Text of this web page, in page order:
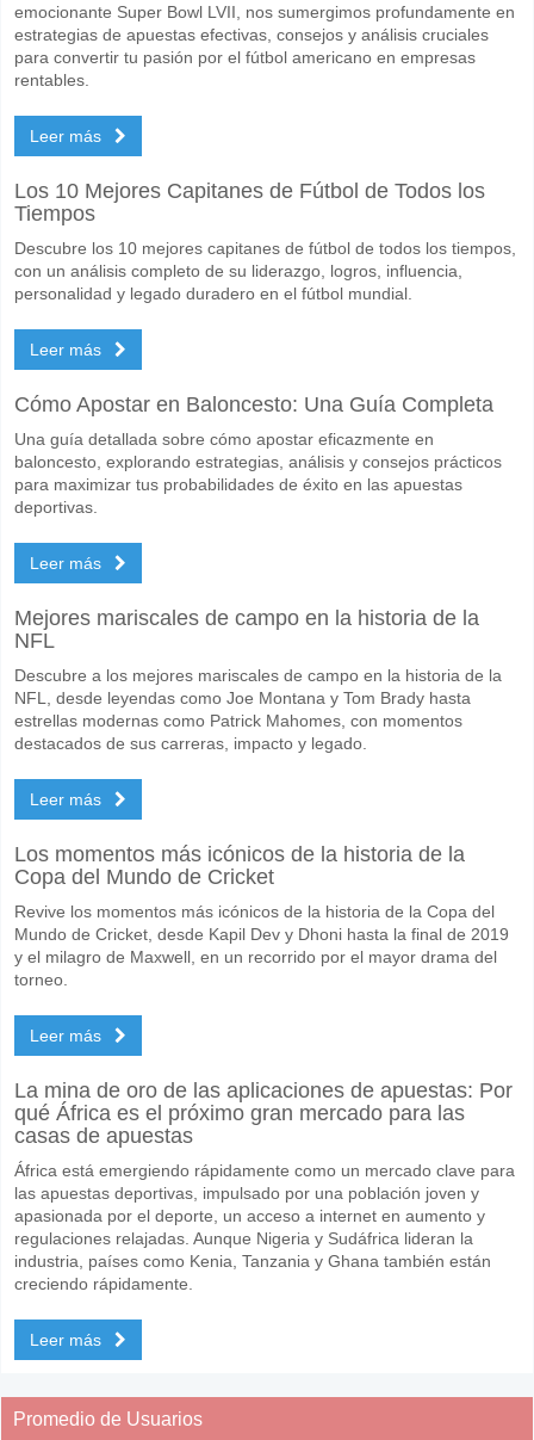
Marcarán ambos equipos en el partido Auckland FC v
Sí para Ambos Equipos Marcan, con un porcentaje de 65%.
Cuál es el pronóstico de resultado correcto para
emocionante Super Bowl LVII, nos sumergimos profundamente en
estrategias de apuestas efectivas, consejos y análisis cruciales
para convertir tu pasión por el fútbol americano en empresas
rentables.
Leer más
Los 10 Mejores Capitanes de Fútbol de Todos los
Tiempos
Descubre los 10 mejores capitanes de fútbol de todos los tiempos,
con un análisis completo de su liderazgo, logros, influencia,
personalidad y legado duradero en el fútbol mundial.
Leer más
Cómo Apostar en Baloncesto: Una Guía Completa
Una guía detallada sobre cómo apostar eficazmente en
baloncesto, explorando estrategias, análisis y consejos prácticos
para maximizar tus probabilidades de éxito en las apuestas
deportivas.
Leer más
Mejores mariscales de campo en la historia de la
NFL
Descubre a los mejores mariscales de campo en la historia de la
NFL, desde leyendas como Joe Montana y Tom Brady hasta
estrellas modernas como Patrick Mahomes, con momentos
destacados de sus carreras, impacto y legado.
Leer más
Los momentos más icónicos de la historia de la
Copa del Mundo de Cricket
Revive los momentos más icónicos de la historia de la Copa del
Mundo de Cricket, desde Kapil Dev y Dhoni hasta la final de 2019
y el milagro de Maxwell, en un recorrido por el mayor drama del
torneo.
Leer más
La mina de oro de las aplicaciones de apuestas: Por
qué África es el próximo gran mercado para las
casas de apuestas
África está emergiendo rápidamente como un mercado clave para
las apuestas deportivas, impulsado por una población joven y
apasionada por el deporte, un acceso a internet en aumento y
regulaciones relajadas. Aunque Nigeria y Sudáfrica lideran la
industria, países como Kenia, Tanzania y Ghana también están
creciendo rápidamente.
Leer más
Promedio de Usuarios